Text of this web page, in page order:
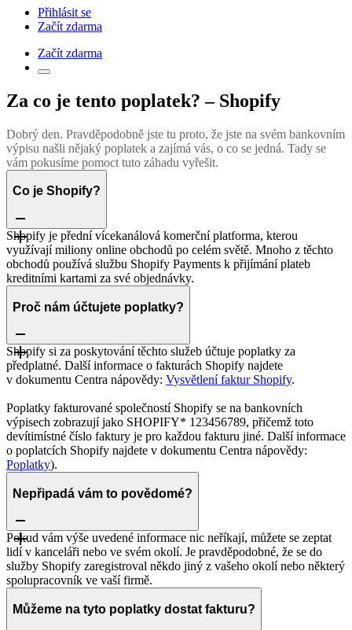
Přihlásit se
Začít zdarma
Začít zdarma
Za co je tento poplatek? – Shopify
Dobrý den. Pravděpodobně jste tu proto, že jste na svém bankovním
výpisu našli nějaký poplatek a zajímá vás, o co se jedná. Tady se
vám pokusíme pomoct tuto záhadu vyřešit.
Co je Shopify?
Shopify je přední vícekanálová komerční platforma, kterou
využívají miliony online obchodů po celém světě. Mnoho z těchto
obchodů používá službu Shopify Payments k přijímání plateb
kreditními kartami za své objednávky.
Proč nám účtujete poplatky?
Shopify si za poskytování těchto služeb účtuje poplatky za
předplatné. Další informace o fakturách Shopify najdete
v dokumentu Centra nápovědy: Vysvětlení faktur Shopify.
Poplatky fakturované společností Shopify se na bankovních
výpisech zobrazují jako SHOPIFY* 123456789, přičemž toto
devítimístné číslo faktury je pro každou fakturu jiné. Další informace
o poplatcích Shopify najdete v dokumentu Centra nápovědy:
Poplatky).
Nepřipadá vám to povědomé?
Pokud vám výše uvedené informace nic neříkají, můžete se zeptat
lidí v kanceláři nebo ve svém okolí. Je pravděpodobné, že se do
služby Shopify zaregistroval někdo jiný z vašeho okolí nebo některý
spolupracovník ve vaší firmě.
Můžeme na tyto poplatky dostat fakturu?